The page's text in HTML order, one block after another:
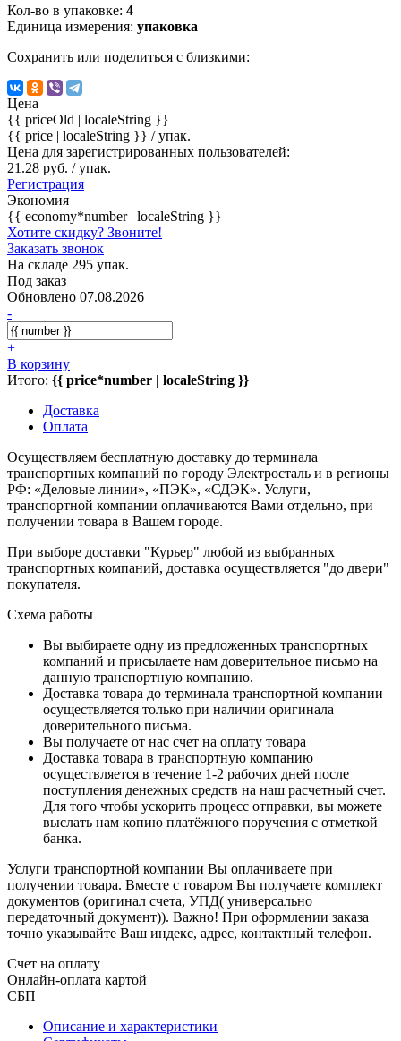
Кол-во в упаковке: 4
Единица измерения: упаковка
Сохранить или поделиться с близкими:
Цена
{{ priceOld | localeString }}
{{ price | localeString }} / упак.
Цена для зарегистрированных пользователей:
21.28 руб. / упак.
Регистрация
Экономия
{{ economy*number | localeString }}
Хотите скидку? Звоните!
Заказать звонок
На складе 295 упак.
Под заказ
Обновлено 07.08.2026
-
+
В корзину
Итого: {{ price*number | localeString }}
Доставка
Оплата
Осуществляем бесплатную доставку до терминала
транспортных компаний по городу Электросталь и в регионы
РФ: «Деловые линии», «ПЭК», «СДЭК». Услуги,
транспортной компании оплачиваются Вами отдельно, при
получении товара в Вашем городе.
При выборе доставки "Курьер" любой из выбранных
транспортных компаний, доставка осуществляется "до двери"
покупателя.
Схема работы
Вы выбираете одну из предложенных транспортных
компаний и присылаете нам доверительное письмо на
данную транспортную компанию.
Доставка товара до терминала транспортной компании
осуществляется только при наличии оригинала
доверительного письма.
Вы получаете от нас счет на оплату товара
Доставка товара в транспортную компанию
осуществляется в течение 1-2 рабочих дней после
поступления денежных средств на наш расчетный счет.
Для того чтобы ускорить процесс отправки, вы можете
выслать нам копию платёжного поручения с отметкой
банка.
Услуги транспортной компании Вы оплачиваете при
получении товара. Вместе с товаром Вы получаете комплект
документов (оригинал счета, УПД( универсально
передаточный документ)). Важно! При оформлении заказа
точно указывайте Ваш индекс, адрес, контактный телефон.
Счет на оплату
Онлайн-оплата картой
СБП
Описание и характеристики